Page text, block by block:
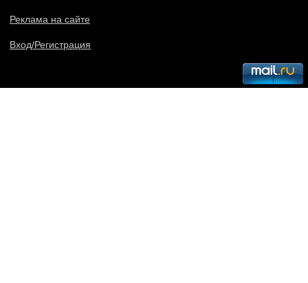
Реклама на сайте
Вход/Регистрация